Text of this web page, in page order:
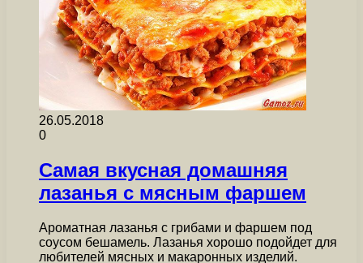
26.05.2018
0
Самая вкусная домашняя
лазанья с мясным фаршем
Ароматная лазанья с грибами и фаршем под
соусом бешамель. Лазанья хорошо подойдет для
любителей мясных и макаронных изделий.